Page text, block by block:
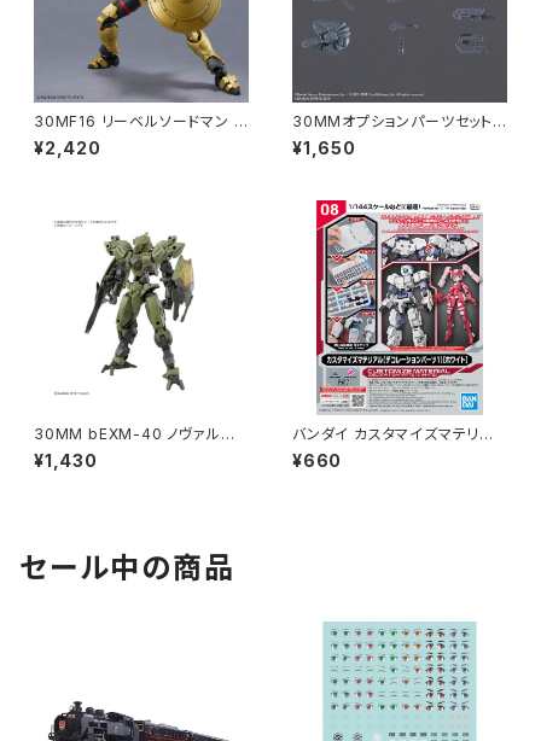
30MF16 リーベルソードマン プ
ラモデル（新品 在庫品）
¥2,420
30MMオプションパーツセット
AC VI WEAPON SET 01 プラ
モデル（新品 在庫品）
¥1,650
30MM bEXM-40 ノヴァルヴ
[グリーン] プラモデル（新品 在
庫品）
¥1,430
バンダイ カスタマイズマテリア
ル08(デコレーションパーツ1 ホ
ワイト) プラモデル（新品 在庫
¥660
セール中の商品